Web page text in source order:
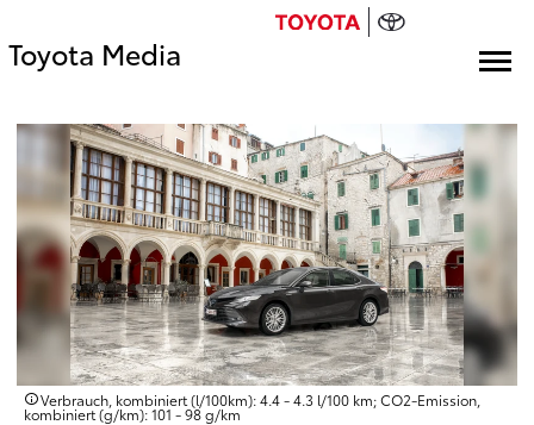
Toyota Media
Verbrauch, kombiniert (l/100km): 4.4 - 4.3 l/100 km; CO2-Emission,
kombiniert (g/km): 101 - 98 g/km